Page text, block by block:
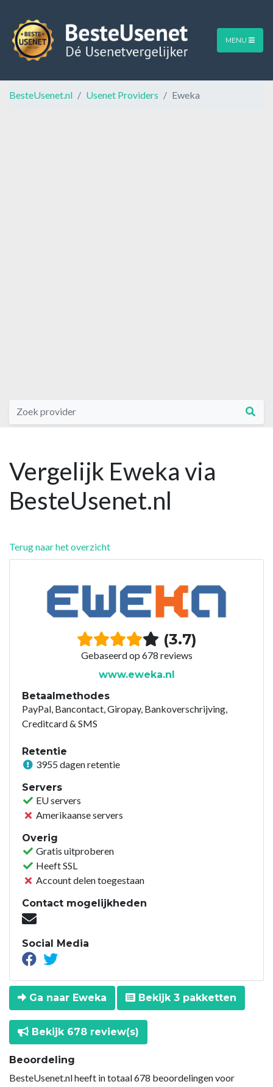
MENU
BesteUsenet.nl Usenet Providers Eweka
Vergelijk Eweka via
BesteUsenet.nl
Terug naar het overzicht
(3.7)
Gebaseerd op 678 reviews
www.eweka.nl
Betaalmethodes
PayPal, Bancontact, Giropay, Bankoverschrijving,
Creditcard & SMS
Retentie
3955 dagen retentie
Servers
EU servers
Amerikaanse servers
Overig
Gratis uitproberen
Heeft SSL
Account delen toegestaan
Contact mogelijkheden
Social Media
Ga naar Eweka Bekijk 3 pakketten
Bekijk 678 review(s)
Beoordeling
BesteUsenet.nl heeft in totaal 678 beoordelingen voor